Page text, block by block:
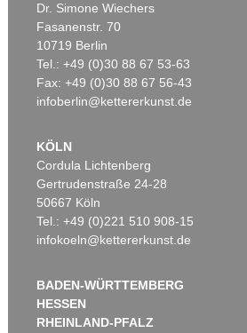
Dr. Simone Wiechers
Fasanenstr. 70
10719 Berlin
Tel.: +49 (0)30 88 67 53-63
Fax: +49 (0)30 88 67 56-43
infoberlin@kettererkunst.de
KÖLN
Cordula Lichtenberg
Gertrudenstraße 24-28
50667 Köln
Tel.: +49 (0)221 510 908-15
infokoeln@kettererkunst.de
BADEN-WÜRTTEMBERG
HESSEN
RHEINLAND-PFALZ